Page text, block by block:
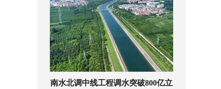
南水北调中线工程调水突破800亿立